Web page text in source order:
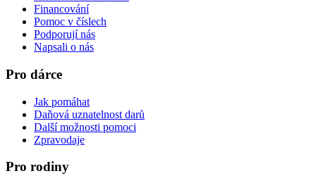
Financování
Pomoc v číslech
Podporují nás
Napsali o nás
Pro dárce
Jak pomáhat
Daňová uznatelnost darů
Další možnosti pomoci
Zpravodaje
Pro rodiny